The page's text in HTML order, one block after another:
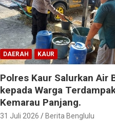
DAERAH KAUR
Polres Kaur Salurkan Air
kepada Warga
Kemarau Panjang.
31 Juli 2026 Berita Benglulu